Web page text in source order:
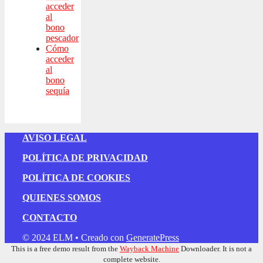
acceder
al
bono
pescador
Cómo
acceder
al
bono
sequía
AVISO LEGAL
POLÍTICA DE PRIVACIDAD
POLÍTICA DE COOKIES
QUIENES SOMOS
CONTACTO
© 2024 ELM • Creado con GeneratePress
This is a free demo result from the Wayback Machine Downloader. It is not a
complete website.